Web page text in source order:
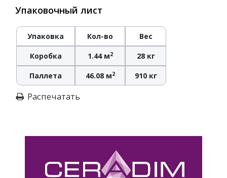
Упаковочный лист
Упаковка Кол-во Вес
Коробка 1.44 м2 28 кг
Паллета 46.08 м2 910 кг
Распечатать